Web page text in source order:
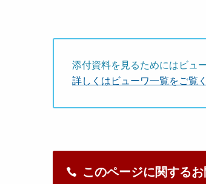
添付資料を見るためにはビュ
詳しくはビューワ一覧をご覧
このページに関する